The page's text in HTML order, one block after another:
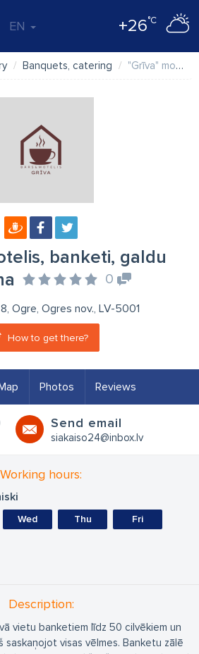
EN +26°C
Banquets, catering "Grīva" motelis, banketi, galdu klāšana
banketi, galdu
0
Ogre, Ogres nov., LV-5001
How to get there?
Photos Reviews
Send email
siakaiso24@inbox.lv
Working hours:
Wed Thu Fri
Description:
vietu banketiem līdz 50 cilvēkiem un
saskaņojot visas vēlmes. Banketu zālē